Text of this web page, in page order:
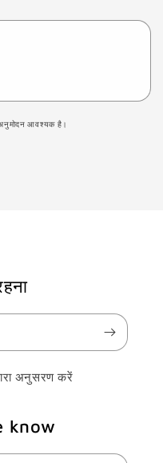
अनुमोदन आवश्यक है।
अनुसरण करें
know